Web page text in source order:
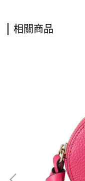
相關商品